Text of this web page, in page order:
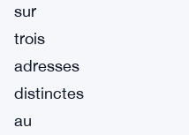
sur
trois
adresses
distinctes
au